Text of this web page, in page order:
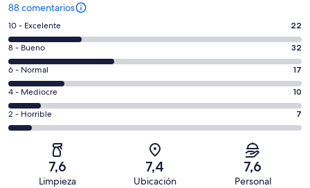
88 comentarios
22
comentarios
de
un
total
de
88
con
puntuación
10 - Excelente 22
32
comentarios
de
un
total
de
puntuación
8 - Bueno 32
17
comentarios
de
un
total
6 - Normal 17
10
comentarios
de
4 - Mediocre 10
7
comentarios
2 - Horrible 7
7,6
Limpieza
7,4
Ubicación
7,6
Personal